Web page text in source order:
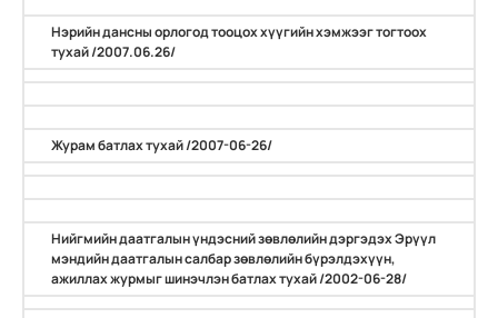
Нэрийн дансны орлогод тооцох хүүгийн хэмжээг тогтоох
тухай /2007.06.26/
Журам батлах тухай /2007-06-26/
Нийгмийн даатгалын үндэсний зөвлөлийн дэргэдэх Эрүүл
мэндийн даатгалын салбар зөвлөлийн бүрэлдэхүүн,
ажиллах журмыг шинэчлэн батлах тухай /2002-06-28/